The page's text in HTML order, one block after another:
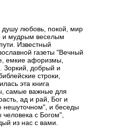
душу любовь, покой, мир
и мудрым веселым
Известный
газеты "Вечный
емкие афоризмы,
Зоркий, добрый и
строки,
эта книга
самые важные для
ад и рай, Бог и
нешуточном", и беседы
с Богом",
из нас с вами.